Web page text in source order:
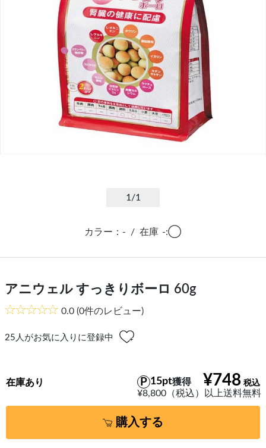
1/1
カラー：- / 在庫 -:◯
アニウェル すっきりボーロ 60g
0.0 (0件のレビュー)
25 人がお気に入りに登録中
¥748
15pt獲得
¥8,800（税込）以上送料無料
在庫あり
購入する